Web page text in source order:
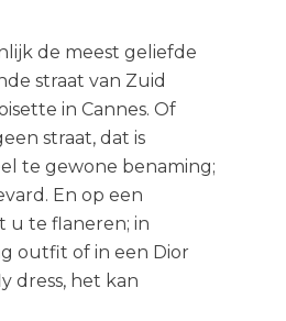
de meest geliefde
straat van Zuid
in Cannes. Of
straat, dat is
te gewone benaming;
En op een
u te flaneren; in
outfit of in een Dior
dress, het kan